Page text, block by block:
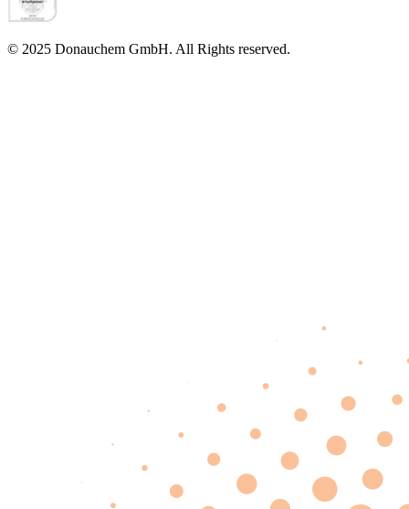
© 2025 Donauchem GmbH. All Rights reserved.